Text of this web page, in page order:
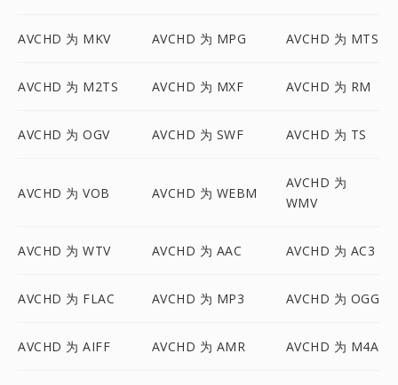
AVCHD 为 MKV AVCHD 为 MPG AVCHD 为 MTS
AVCHD 为 M2TS AVCHD 为 MXF AVCHD 为 RM
AVCHD 为 OGV AVCHD 为 SWF AVCHD 为 TS
AVCHD 为 VOB AVCHD 为 WEBM
AVCHD 为
WMV
AVCHD 为 WTV AVCHD 为 AAC AVCHD 为 AC3
AVCHD 为 FLAC AVCHD 为 MP3 AVCHD 为 OGG
AVCHD 为 AIFF AVCHD 为 AMR AVCHD 为 M4A